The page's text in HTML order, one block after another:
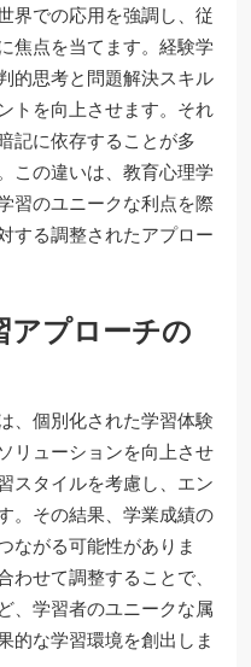
界での応用を強調し、従
焦点を当てます。経験学
的思考と問題解決スキル
トを向上させます。それ
記に依存することが多
この違いは、教育心理学
習のユニークな利点を際
する調整されたアプロー
アプローチの
、個別化された学習体験
リューションを向上させ
スタイルを考慮し、エン
。その結果、学業成績の
ながる可能性がありま
せて調整することで、
、学習者のユニークな属
的な学習環境を創出しま